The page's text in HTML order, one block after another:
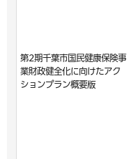
第2期千葉市国民健康保険事
業財政健全化に向けたアク
ションプラン概要版